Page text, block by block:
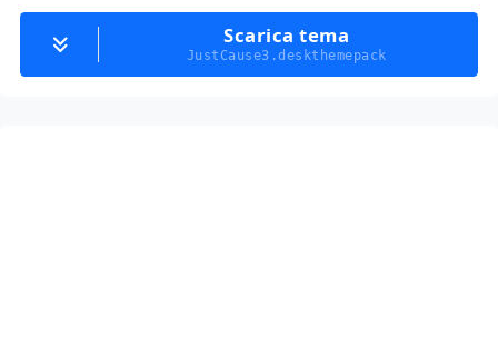
Scarica tema
JustCause3.deskthemepack